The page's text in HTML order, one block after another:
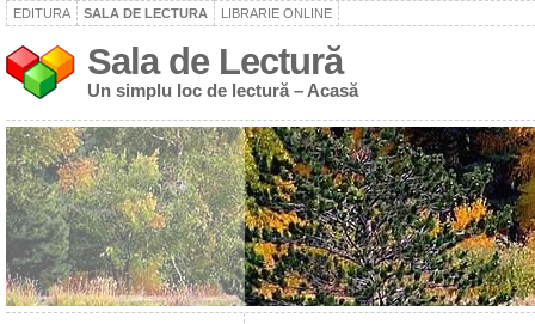
EDITURA SALA DE LECTURA LIBRARIE ONLINE
Sala de Lectură
Un simplu loc de lectură – Acasă